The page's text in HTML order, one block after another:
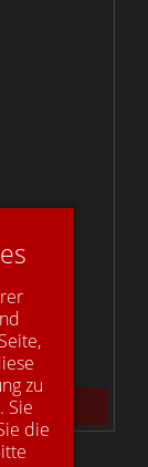
zu
Sie
die